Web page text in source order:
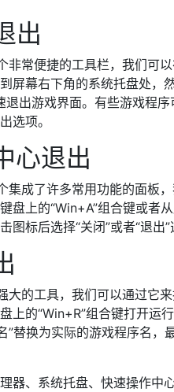
出
常便捷的工具栏，我们可以
屏幕右下角的系统托盘处，
退出游戏界面。有些游戏程
选项。
心退出
成了许多常用功能的面板
盘上的“Win+A”组合键或者
标后选择“关闭”或者“退出
的工具，我们可以通过它
上的“Win+R”组合键打开
”替换为实际的游戏程序名，
器、系统托盘、快速操作中